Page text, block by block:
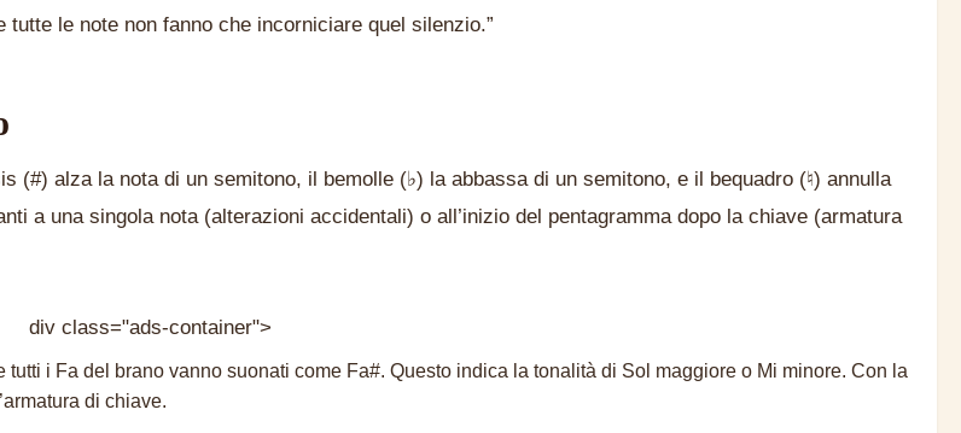
le note non fanno che incorniciare quel silenzio.”
(#) alza la nota di un semitono, il bemolle (♭) la abbassa di un semitono, e il bequadro (♮) annulla
a una singola nota (alterazioni accidentali) o all’inizio del pentagramma dopo la chiave (armatura
div class="ads-container">
i Fa del brano vanno suonati come Fa#. Questo indica la tonalità di Sol maggiore o Mi minore. Con la
di chiave.